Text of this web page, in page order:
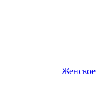
Женское